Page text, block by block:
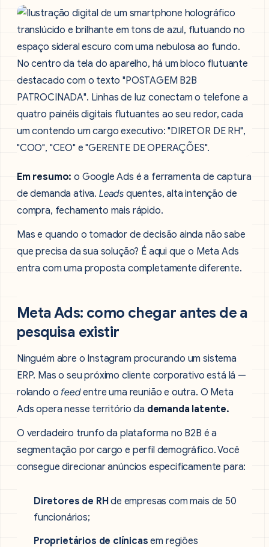
Em resumo: o Google Ads é a ferramenta de captura
de demanda ativa. Leads quentes, alta intenção de
compra, fechamento mais rápido.
Mas e quando o tomador de decisão ainda não sabe
que precisa da sua solução? É aqui que o Meta Ads
entra com uma proposta completamente diferente.
Meta Ads: como chegar antes de a
pesquisa existir
Ninguém abre o Instagram procurando um sistema
ERP. Mas o seu próximo cliente corporativo está lá —
rolando o feedentre uma reunião e outra. O Meta
Ads opera nesse território da demanda latente.
O verdadeiro trunfo da plataforma no B2B é a
segmentação por cargo e perfil demográfico. Você
consegue direcionar anúncios especificamente para:
Diretores de RH de empresas com mais de 50
funcionários;
Proprietários de clínicas em regiões